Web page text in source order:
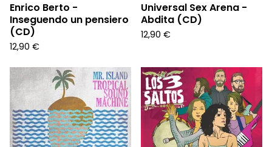
Enrico Berto -
Inseguendo un pensiero
(CD)
12,90 €
Universal Sex Arena -
Abdita (CD)
12,90 €